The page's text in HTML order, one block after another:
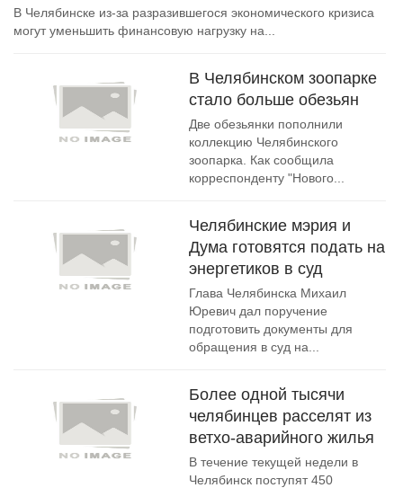
В Челябинске из-за разразившегося экономического кризиса
могут уменьшить финансовую нагрузку на...
В Челябинском зоопарке
стало больше обезьян
Две обезьянки пополнили
коллекцию Челябинского
зоопарка. Как сообщила
корреспонденту "Нового...
Челябинские мэрия и
Дума готовятся подать на
энергетиков в суд
Глава Челябинска Михаил
Юревич дал поручение
подготовить документы для
обращения в суд на...
Более одной тысячи
челябинцев расселят из
ветхо-аварийного жилья
В течение текущей недели в
Челябинск поступят 450